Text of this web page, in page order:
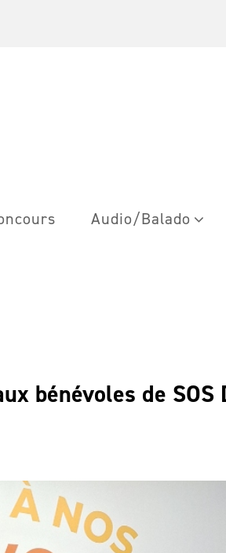
Audio/Balado
bénévoles de SOS